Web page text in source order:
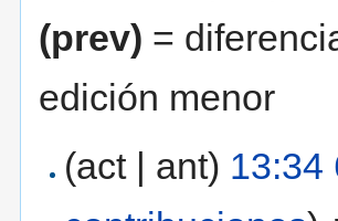
(prev) =
edición menor
(act | ant) 13:34